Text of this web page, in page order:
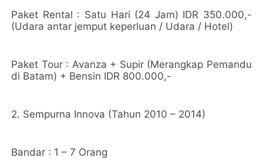
Paket Rental : Satu Hari (24 Jam) IDR 350.000,-
(Udara antar jemput keperluan / Udara / Hotel)
Paket Tour : Avanza + Supir (Merangkap Pemandu
di Batam) + Bensin IDR 800.000,-
2. Sempurna Innova (Tahun 2010 – 2014)
Bandar : 1 – 7 Orang